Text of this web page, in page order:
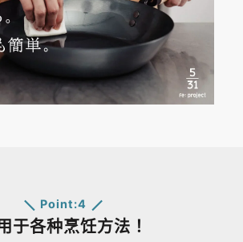
Point:4
于各种烹饪方法！